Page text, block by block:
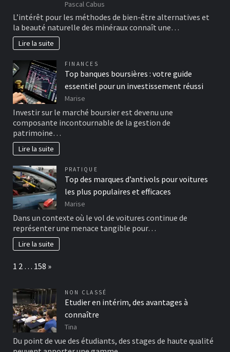
Pascal Cabus
L’intérêt pour les méthodes de bien-être alternatives et
la beauté naturelle des minéraux connaît une…
Lire la suite
FINANCES
Top banques boursières : votre guide
essentiel pour un investissement réussi
Marise
Investir sur le marché boursier est devenu une
composante incontournable de la gestion de
patrimoine…
Lire la suite
PRATIQUE
Top des marques d’antivols pour voitures
les plus populaires et efficaces
Marise
Dans un contexte où le vol de voitures continue de
représenter une menace tangible pour…
Lire la suite
Page:
1 2 … 158 Next
»
NON CLASSÉ
Etudier en intérim, des avantages à
connaître
Tina
Du point de vue des étudiants, des stages de haute qualité